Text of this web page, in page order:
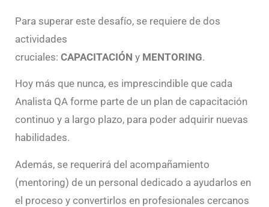
Para superar este desafío, se requiere de dos
actividades
cruciales: CAPACITACIÓN y MENTORING.
Hoy más que nunca, es imprescindible que cada
Analista QA forme parte de un plan de capacitación
continuo y a largo plazo, para poder adquirir nuevas
habilidades.
Además, se requerirá del acompañamiento
(mentoring) de un personal dedicado a ayudarlos en
el proceso y convertirlos en profesionales cercanos